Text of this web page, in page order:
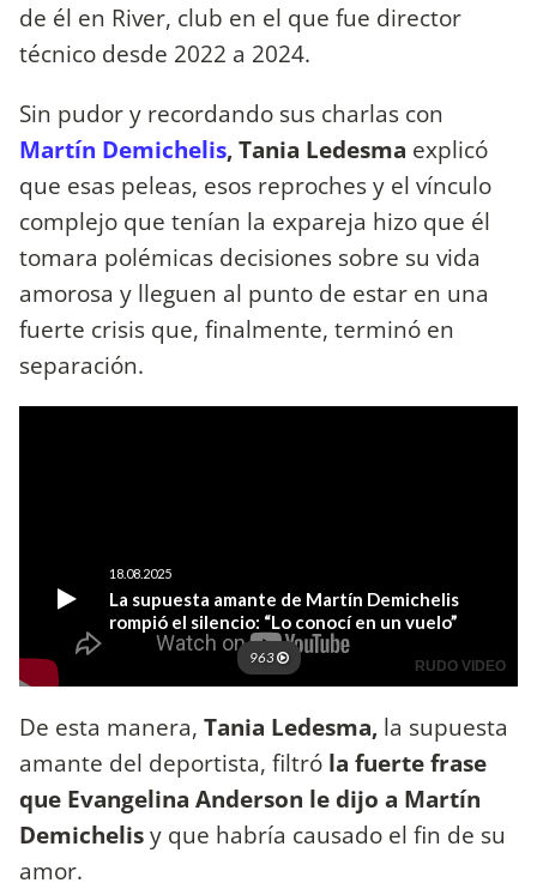
de él en River, club en el que fue director
técnico desde 2022 a 2024.
Sin pudor y recordando sus charlas con
Martín Demichelis, Tania Ledesma explicó
que esas peleas, esos reproches y el vínculo
complejo que tenían la expareja hizo que él
tomara polémicas decisiones sobre su vida
amorosa y lleguen al punto de estar en una
fuerte crisis que, finalmente, terminó en
separación.
De esta manera, Tania Ledesma, la supuesta
amante del deportista, filtró la fuerte frase
que Evangelina Anderson le dijo a Martín
Demichelisy que habría causado el fin de su
amor.